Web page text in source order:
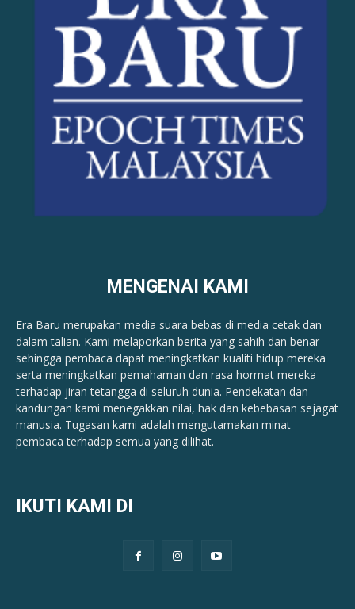
MENGENAI KAMI
Era Baru merupakan media suara bebas di media cetak dan
dalam talian. Kami melaporkan berita yang sahih dan benar ​​
sehingga pembaca dapat meningkatkan kualiti hidup mereka
serta meningkatkan pemahaman dan rasa hormat mereka
terhadap jiran tetangga di seluruh dunia. Pendekatan dan
kandungan kami menegakkan nilai, hak dan kebebasan sejagat
manusia. Tugasan kami adalah mengutamakan minat
pembaca terhadap semua yang dilihat.
IKUTI KAMI DI